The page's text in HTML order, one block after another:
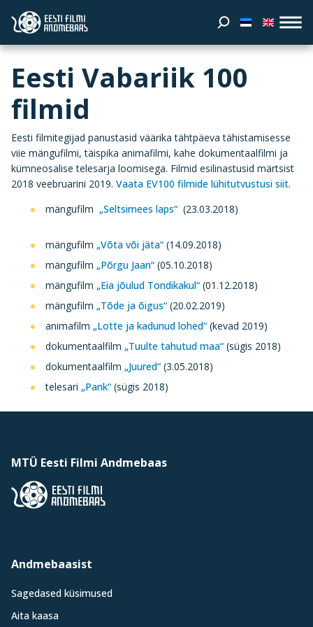
Eesti Vabariik 100
filmid
Eesti filmitegijad panustasid väärika tähtpäeva tähistamisesse
viie mängufilmi, täispika animafilmi, kahe dokumentaalfilmi ja
kümneosalise telesarja loomisega. Filmid esilinastusid märtsist
2018 veebruarini 2019. Vaata EV100 filmide lühitutvustusi siit.
mängufilm „Seltsimees laps“ (23.03.2018)
mängufilm „Võta või jäta“ (14.09.2018)
mängufilm „Põrgu Jaan“ (05.10.2018)
mängufilm „Eia jõulud Tondikakul“ (01.12.2018)
mängufilm „Tõde ja õigus“ (20.02.2019)
animafilm „Lotte ja kadunud lohed“ (kevad 2019)
dokumentaalfilm „Tuulte tahutud maa“ (sügis 2018)
dokumentaalfilm „Juured“ (3.05.2018)
telesari „Pank“ (sügis 2018)
MTÜ Eesti Filmi Andmebaas
Andmebaasist
Sagedased küsimused
Aita kaasa